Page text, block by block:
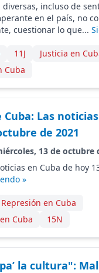
diversas, incluso de
en el país, no
cuestionar lo que...
11J
Justicia en
Cuba
Cuba: Las
de 2021
13 de octubre
en Cuba de hoy
»
Represión en Cuba
Cuba
15N
la cultura":